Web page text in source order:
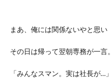
まあ、俺には関係ないやと思い
その日は帰って翌朝専務が一言。
「みんなスマン。実は社長が…」